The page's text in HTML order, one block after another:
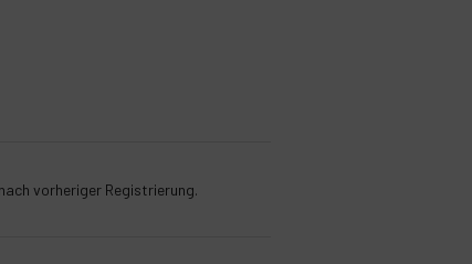
vorheriger Registrierung.